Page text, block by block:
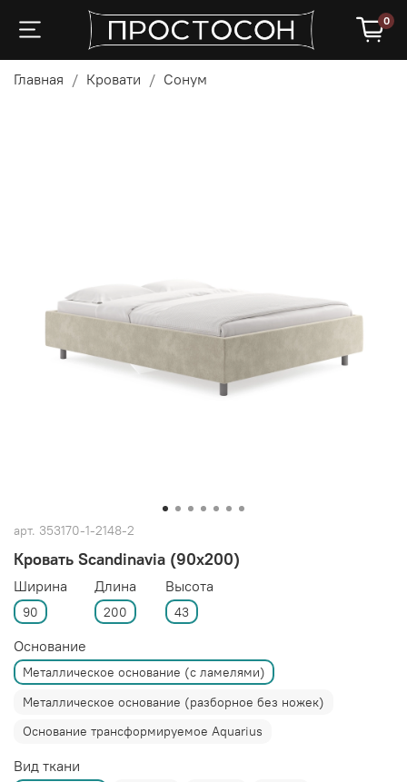
0
Главная Кровати Сонум
арт. 353170-1-2148-2
Кровать Scandinavia (90x200)
Ширина
90
Длина
200
Высота
43
Основание
Металлическое основание (с ламелями)
Металлическое основание (разборное без ножек)
Основание трансформируемое Aquarius
Вид ткани